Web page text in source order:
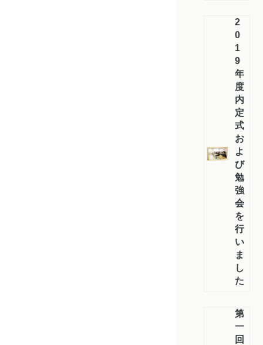
2
0
1
9
年
度
内
定
式
お
よ
び
勉
強
会
を
行
い
ま
し
た
第
一
回